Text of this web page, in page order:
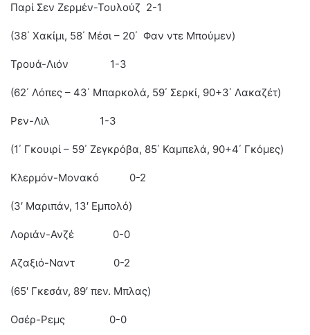
Παρί Σεν Ζερμέν-Τουλούζ 2-1
(38΄ Χακίμι, 58΄ Μέσι – 20΄ Φαν ντε Μπούμεν)
Τρουά-Λιόν 1-3
(62΄ Λόπες – 43΄ Μπαρκολά, 59΄ Σερκί, 90+3΄ Λακαζέτ)
Ρεν-Λιλ 1-3
(1΄ Γκουιρί – 59΄ Ζεγκρόβα, 85΄ Καμπελά, 90+4΄ Γκόμες)
Κλερμόν-Μονακό 0-2
(3′ Μαριπάν, 13′ Εμπολό)
Λοριάν-Ανζέ 0-0
Αζαξιό-Ναντ 0-2
(65′ Γκεσάν, 89′ πεν. Μπλας)
Οσέρ-Ρεμς 0-0